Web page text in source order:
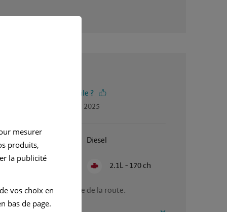
vous trouvé cet avis utile ?
par Stephane, en mai 2025
Janvier 2019 Diesel
Semi Automatique 2.1L - 170 ch
voiture pour faire de la route.
mesurer
produits,
la publicité
vos choix en
bas de page.